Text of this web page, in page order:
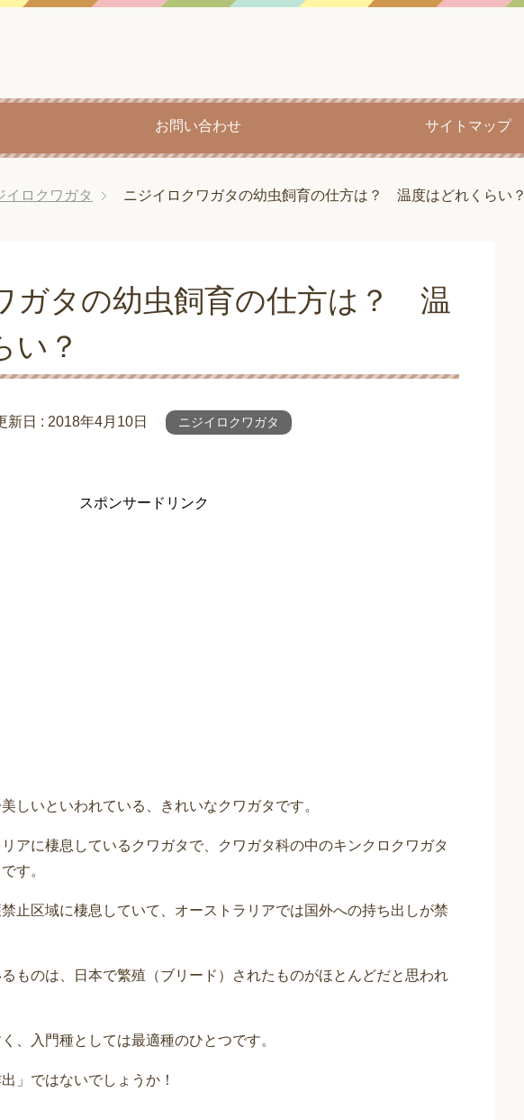
お問い合わせ サイトマップ
イロクワガタ ニジイロクワガタの幼虫飼育の仕方は？ 温度はどれくらい？
ガタの幼虫飼育の仕方は？ 温
い？
新日 : 2018年4月10日 ニジイロクワガタ
スポンサードリンク
しいといわれている、きれいなクワガタです。
アに棲息しているクワガタで、クワガタ科の中のキンクロクワガタ
す。
止区域に棲息していて、オーストラリアでは国外への持ち出しが禁
ものは、日本で繁殖（ブリード）されたものがほとんどだと思われ
、入門種としては最適種のひとつです。
」ではないでしょうか！